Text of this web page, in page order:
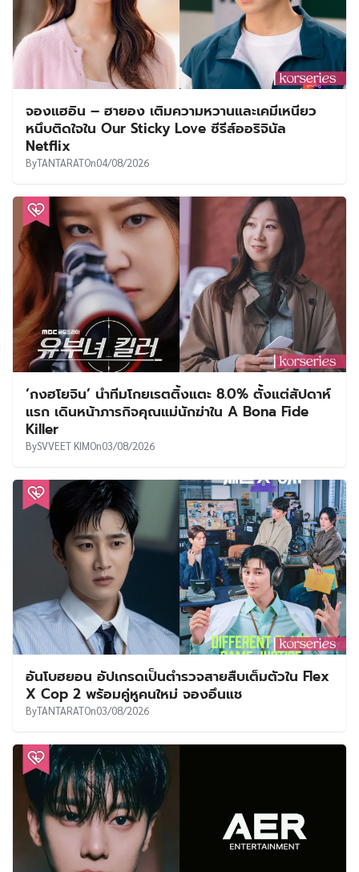
จองแฮอิน – ฮายอง เติมความหวานและเคมีเหนียว
หนึบติดใจใน Our Sticky Love ซีรีส์ออริจินัล
Netflix
ByTANTARATOn04/08/2026
‘กงฮโยจิน’ นำทีมโกยเรตติ้งแตะ 8.0% ตั้งแต่สัปดาห์
แรก เดินหน้าภารกิจคุณแม่นักฆ่าใน A Bona Fide
Killer
BySVVEET KIMOn03/08/2026
อันโบฮยอน อัปเกรดเป็นตำรวจสายสืบเต็มตัวใน Flex
X Cop 2 พร้อมคู่หูคนใหม่ จองอึนแช
ByTANTARATOn03/08/2026